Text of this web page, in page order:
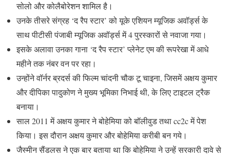
सोलो और कोलैबोरेशन शामिल है।
उनके तीसरे संग्रह ‘द रैप स्टार’ को यूके एशियन म्यूजिक अवॉर्ड्स के
साथ पीटीसी पंजाबी म्यूजिक अवॉर्ड्स में 4 पुरस्कारों से नवाजा गया।
इसके अलावा उनका गाना ‘द रैप स्टार’ प्लेनेट एम की रूपरेखा में आधे
महीने तक नंबर वन पर रहा।
उन्होंने वॉर्नर ब्रदर्स की फिल्म चांदनी चौक टू चाइना, जिसमें अक्षय कुमार
और दीपिका पादुकोण ने मुख्य भूमिका निभाई थी, के लिए टाइटल ट्रैक
बनाया।
साल 2011 में अक्षय कुमार ने बोहेमिया को बॉलीवुड तथा cc2c में पेश
किया। इस दौरान अक्षय कुमार और बोहेमिया करीबी बन गये।
जैस्मीन सैंडलस ने एक बार बताया था कि बोहेमिया ने उन्हें सरकारी दावे से